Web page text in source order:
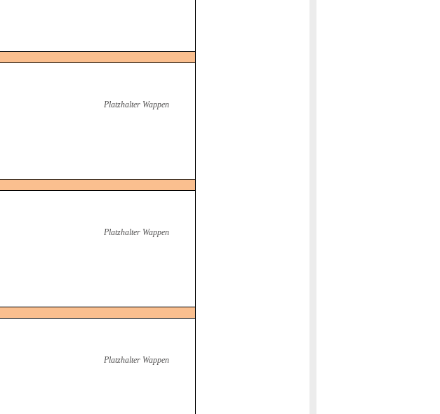
Platzhalter Wappen
Platzhalter Wappen
Platzhalter Wappen